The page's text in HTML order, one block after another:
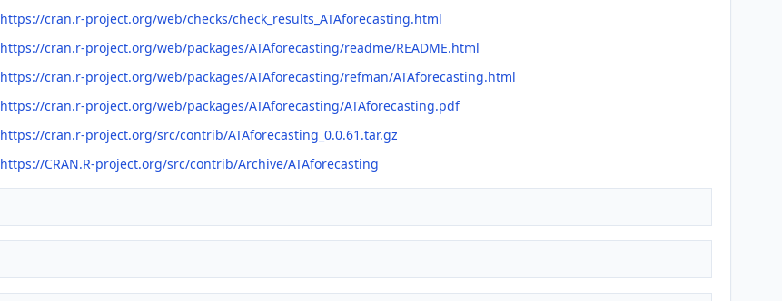
https://cran.r-project.org/web/checks/check_results_ATAforecasting.html
https://cran.r-project.org/web/packages/ATAforecasting/readme/README.html
https://cran.r-project.org/web/packages/ATAforecasting/refman/ATAforecasting.html
https://cran.r-project.org/web/packages/ATAforecasting/ATAforecasting.pdf
https://cran.r-project.org/src/contrib/ATAforecasting_0.0.61.tar.gz
https://CRAN.R-project.org/src/contrib/Archive/ATAforecasting